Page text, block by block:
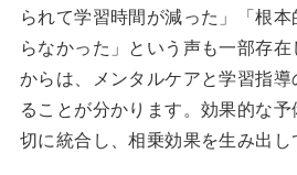
られて学習時間が減った」「根
らなかった」という声も一部存
からは、メンタルケアと学習指
ることが分かります。効果的な
切に統合し、相乗効果を生み出し